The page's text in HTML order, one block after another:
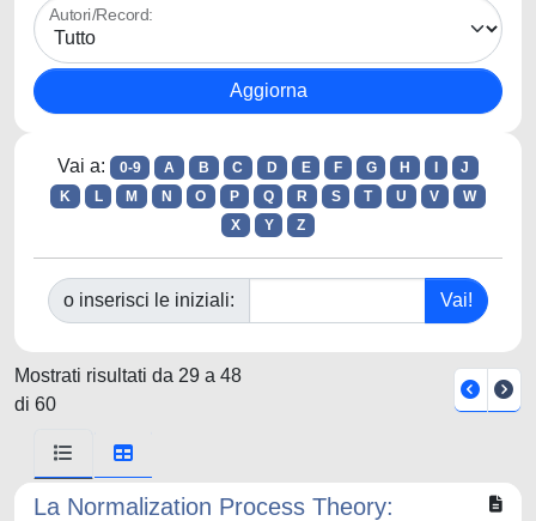
Autori/Record:
Vai a: 0-9 A B C D E F G H
J
K
L M N O P Q R S T U V
W
X
Y Z
o inserisci le iniziali:
Mostrati risultati da 29 a 48
di 60
La Normalization Process Theory: